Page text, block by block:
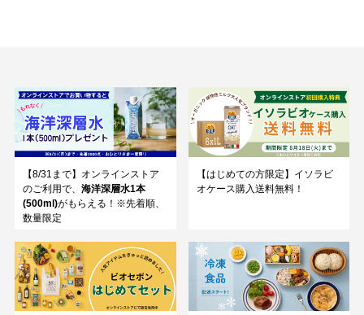
【8/31まで】オンラインストア
のご利用で、 海洋深層水1本
(500ml)がもらえる！※先着順、
数量限定
【はじめての方限定】イソラビ
オケース購入送料無料！